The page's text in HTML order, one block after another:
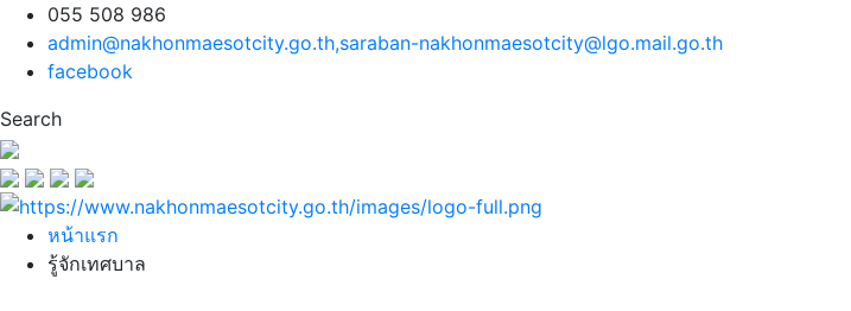
055 508 986
admin@nakhonmaesotcity.go.th,saraban-nakhonmaesotcity@lgo.mail.go.th
facebook
Search
หน้าแรก
รู้จักเทศบาล